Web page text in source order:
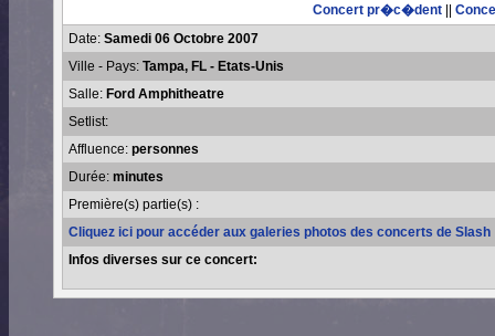
Concert pr�c�dent
Date: Samedi 06 Octobre 2007
Ville - Pays: Tampa, FL - Etats-Unis
Salle: Ford Amphitheatre
Setlist:
Affluence: personnes
Durée: minutes
Première(s) partie(s) :
Cliquez ici pour accéder aux galeries photos des concerts de Slash
Infos diverses sur ce concert: